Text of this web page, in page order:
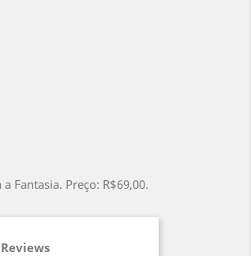
Fantasia. Preço: R$69,00.
Reviews